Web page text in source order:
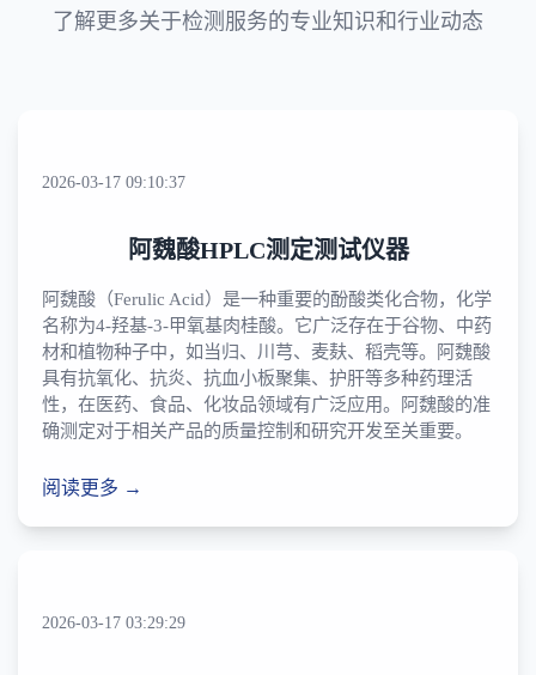
了解更多关于检测服务的专业知识和行业动态
2026-03-17 09:10:37
阿魏酸HPLC测定测试仪器
阿魏酸（Ferulic Acid）是一种重要的酚酸类化合物，化学
名称为4-羟基-3-甲氧基肉桂酸。它广泛存在于谷物、中药
材和植物种子中，如当归、川芎、麦麸、稻壳等。阿魏酸
具有抗氧化、抗炎、抗血小板聚集、护肝等多种药理活
性，在医药、食品、化妆品领域有广泛应用。阿魏酸的准
确测定对于相关产品的质量控制和研究开发至关重要。
阅读更多 →
2026-03-17 03:29:29